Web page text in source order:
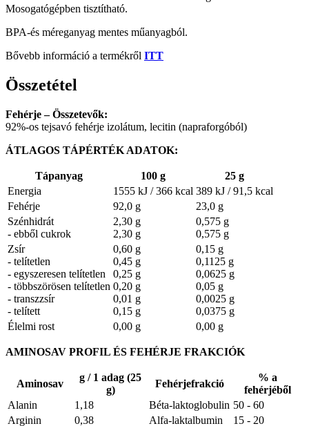
Mosogatógépben tisztítható.
BPA-és méreganyag mentes műanyagból.
Bővebb információ a termékről ITT
Összetétel
Fehérje – Összetevők:
92%-os tejsavó fehérje izolátum, lecitin (napraforgóból)
ÁTLAGOS TÁPÉRTÉK ADATOK:
Tápanyag 100 g
25 g
Energia
1555 kJ / 366 kcal 389 kJ / 91,5 kcal
Fehérje
92,0 g
23,0 g
Szénhidrát
- ebből cukrok
2,30 g
2,30 g
0,575 g
0,575 g
Zsír
- telítetlen
- egyszeresen telítetlen
- többszörösen telítetlen
- transzzsír
- telített
0,60 g
0,45 g
0,25 g
0,20 g
0,01 g
0,15 g
0,15 g
0,1125 g
0,0625 g
0,05 g
0,0025 g
0,0375 g
Élelmi rost
0,00 g 0,00 g
AMINOSAV PROFIL ÉS FEHÉRJE FRAKCIÓK
Aminosav
g / 1 adag (25
g)
Fehérjefrakció
% a
fehérjéből
Alanin
1,18 Béta-laktoglobulin 50 - 60
Arginin
0,38 Alfa-laktalbumin
15 - 20